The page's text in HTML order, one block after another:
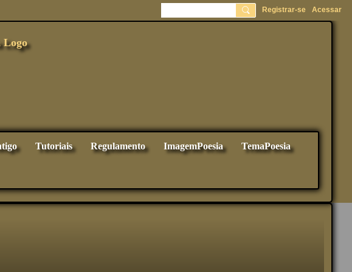
Registrar-se Acessar
Tutoriais Regulamento ImagemPoesia TemaPoesia